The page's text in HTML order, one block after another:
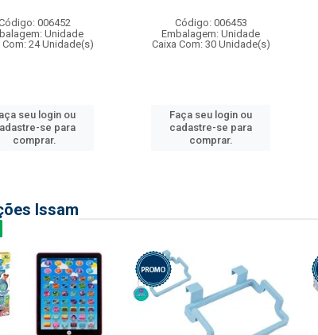
006452
Unidade
Com: 24 Unidade(s)
seu login ou
se para
comprar.
Código: 006453
Embalagem: Unidade
Caixa Com: 30 Unidade(s)
Faça seu login ou
cadastre-se para
comprar.
Issam